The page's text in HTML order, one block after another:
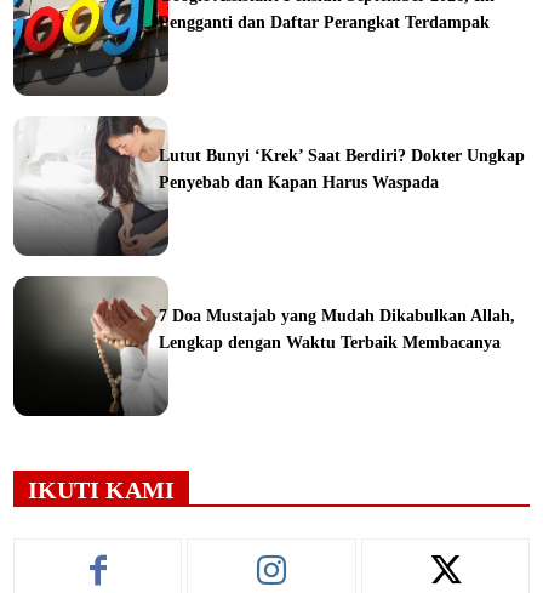
Pengganti dan Daftar Perangkat Terdampak
Lutut Bunyi ‘Krek’ Saat Berdiri? Dokter Ungkap
Penyebab dan Kapan Harus Waspada
7 Doa Mustajab yang Mudah Dikabulkan Allah,
Lengkap dengan Waktu Terbaik Membacanya
IKUTI KAMI